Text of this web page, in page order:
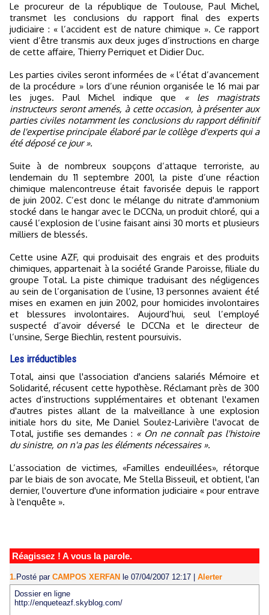
Le procureur de la république de Toulouse, Paul Michel,
transmet les conclusions du rapport final des experts
judiciaire : « l’accident est de nature chimique ». Ce rapport
vient d’être transmis aux deux juges d’instructions en charge
de cette affaire, Thierry Perriquet et Didier Duc.
Les parties civiles seront informées de « l’état d’avancement
de la procédure » lors d’une réunion organisée le 16 mai par
les juges. Paul Michel indique que « les magistrats
instructeurs seront amenés, à cette occasion, à présenter aux
parties civiles notamment les conclusions du rapport définitif
de l'expertise principale élaboré par le collège d'experts qui a
été déposé ce jour ».
Suite à de nombreux soupçons d‘attaque terroriste, au
lendemain du 11 septembre 2001, la piste d’une réaction
chimique malencontreuse était favorisée depuis le rapport
de juin 2002. C’est donc le mélange du nitrate d'ammonium
stocké dans le hangar avec le DCCNa, un produit chloré, qui a
causé l’explosion de l’usine faisant ainsi 30 morts et plusieurs
milliers de blessés.
Cette usine AZF, qui produisait des engrais et des produits
chimiques, appartenait à la société Grande Paroisse, filiale du
groupe Total. La piste chimique traduisant des négligences
au sein de l’organisation de l’usine, 13 personnes avaient été
mises en examen en juin 2002, pour homicides involontaires
et blessures involontaires. Aujourd’hui, seul l’employé
suspecté d’avoir déversé le DCCNa et le directeur de
l’unsine, Serge Biechlin, restent poursuivis.
Les irréductibles
Total, ainsi que l'association d'anciens salariés Mémoire et
Solidarité, récusent cette hypothèse. Réclamant près de 300
actes d’instructions supplémentaires et obtenant l'examen
d'autres pistes allant de la malveillance à une explosion
initiale hors du site, Me Daniel Soulez-Larivière l'avocat de
Total, justifie ses demandes : « On ne connaît pas l'histoire
du sinistre, on n'a pas les éléments nécessaires ».
L’association de victimes, «Familles endeuillées», rétorque
par le biais de son avocate, Me Stella Bisseuil, et obtient, l'an
dernier, l'ouverture d'une information judiciaire « pour entrave
à l'enquête ».
Réagissez ! A vous la parole.
1. Posté par CAMPOS XERFAN le 07/04/2007 12:17
Alerter
Dossier en ligne
http://enqueteazf.skyblog.com/